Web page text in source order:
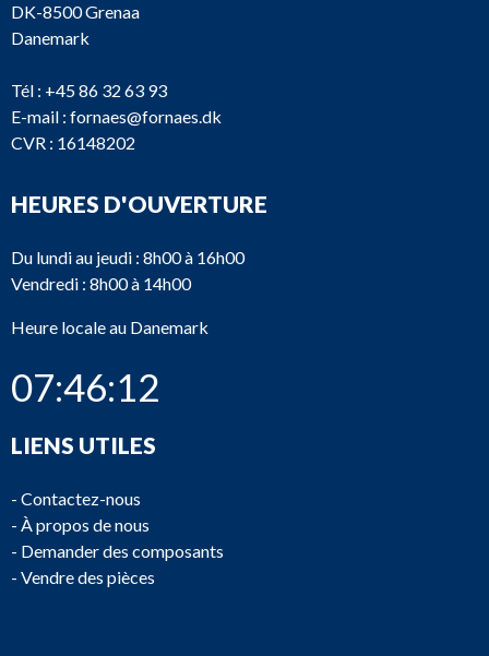
DK-8500 Grenaa
Danemark
Tél : +45 86 32 63 93
E-mail : fornaes@fornaes.dk
CVR : 16148202
HEURES D'OUVERTURE
Du lundi au jeudi : 8h00 à 16h00
Vendredi : 8h00 à 14h00
Heure locale au Danemark
07:46:12
LIENS UTILES
- Contactez-nous
- À propos de nous
- Demander des composants
- Vendre des pièces